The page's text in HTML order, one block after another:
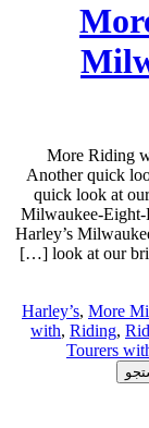
More Riding
Another quick
quick look at
Milwaukee-Eight-
Harley’s
look at our
Harley’s, More
with, Riding,
Tourers